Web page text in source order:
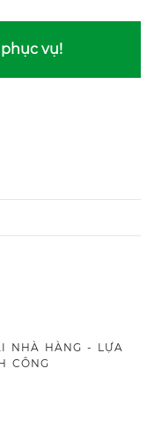
vụ!
NHÀ HÀNG - LỰA
CÔNG